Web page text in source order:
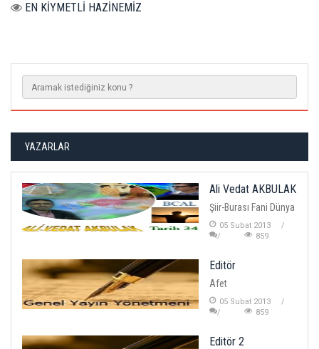
EN KİYMETLİ HAZİNEMİZ
YAZARLAR
Ali Vedat AKBULAK
Şiir-Burası Fani Dünya
05 Subat 2013
859
Editör
Afet
05 Subat 2013
859
Editör 2